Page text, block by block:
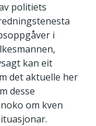
politiets
i
kan eit
det aktuelle her
desse
om kven